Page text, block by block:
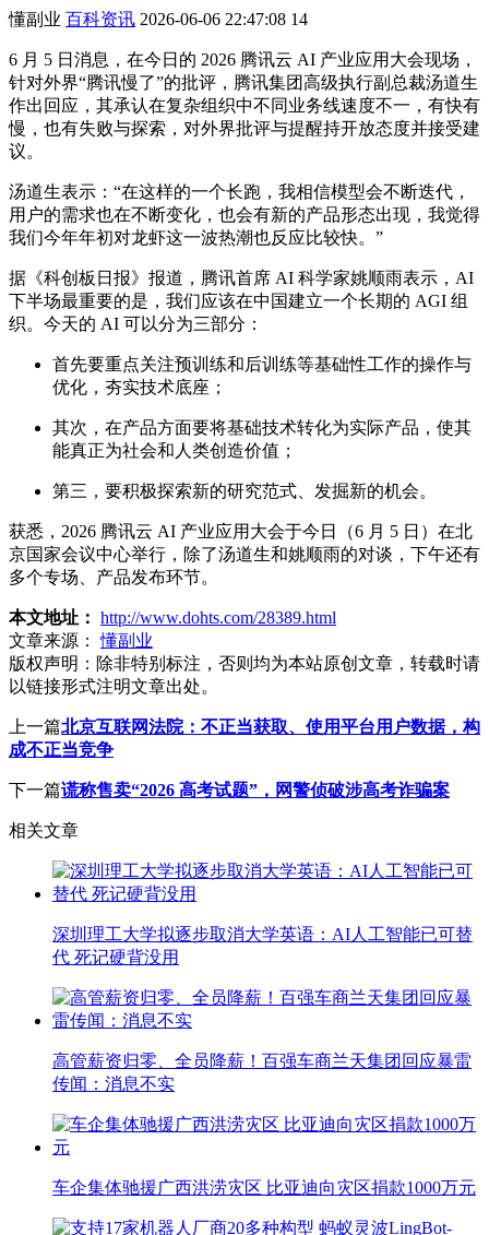
懂副业 百科资讯 2026-06-06 22:47:08 14
6 月 5 日消息，在今日的 2026 腾讯云 AI 产业应用大会现场，
针对外界“腾讯慢了”的批评，腾讯集团高级执行副总裁汤道生
作出回应，其承认在复杂组织中不同业务线速度不一，有快有
慢，也有失败与探索，对外界批评与提醒持开放态度并接受建
议。
汤道生表示：“在这样的一个长跑，我相信模型会不断迭代，
用户的需求也在不断变化，也会有新的产品形态出现，我觉得
我们今年年初对龙虾这一波热潮也反应比较快。”
据《科创板日报》报道，腾讯首席 AI 科学家姚顺雨表示，AI
下半场最重要的是，我们应该在中国建立一个长期的 AGI 组
织。今天的 AI 可以分为三部分：
首先要重点关注预训练和后训练等基础性工作的操作与
优化，夯实技术底座；
其次，在产品方面要将基础技术转化为实际产品，使其
能真正为社会和人类创造价值；
第三，要积极探索新的研究范式、发掘新的机会。
获悉，2026 腾讯云 AI 产业应用大会于今日（6 月 5 日）在北
京国家会议中心举行，除了汤道生和姚顺雨的对谈，下午还有
多个专场、产品发布环节。
本文地址： http://www.dohts.com/28389.html
文章来源：
懂副业
版权声明： 除非特别标注，否则均为本站原创文章，转载时请
以链接形式注明文章出处。
上一篇北京互联网法院：不正当获取、使用平台用户数据，构
成不正当竞争
下一篇谎称售卖“2026 高考试题”，网警侦破涉高考诈骗案
相关文章
深圳理工大学拟逐步取消大学英语：AI人工智能已可替
代 死记硬背没用
高管薪资归零、全员降薪！百强车商兰天集团回应暴雷
传闻：消息不实
车企集体驰援广西洪涝灾区 比亚迪向灾区捐款1000万元